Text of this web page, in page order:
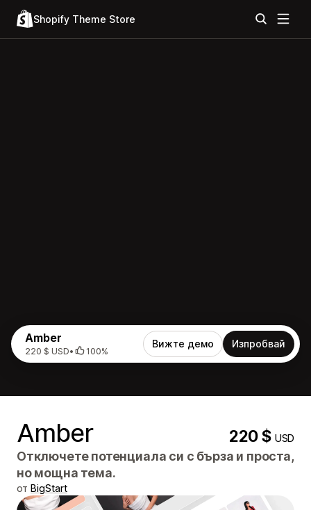
Shopify Theme Store
Amber
220 $ USD• 100%
Вижте демо Изпробвай
Amber 220 $USD
Отключете потенциала си с бърза и проста,
но мощна тема.
от BigStart